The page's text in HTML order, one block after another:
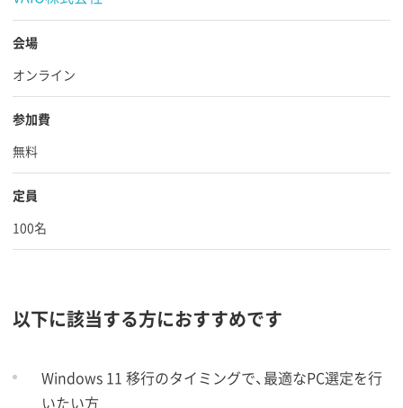
会場
オンライン
参加費
無料
定員
100名
以下に該当する方におすすめです
Windows 11 移行のタイミングで、最適なPC選定を行
いたい方